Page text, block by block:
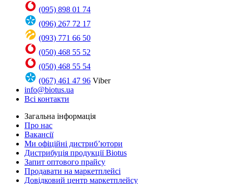
(095) 898 01 74
(096) 267 72 17
(093) 771 66 50
(050) 468 55 52
(050) 468 55 54
(067) 461 47 96 Viber
info@biotus.ua
Всі контакти
Загальна інформація
Про нас
Вакансії
Ми офіційні дистриб’ютори
Дистрибуція продукції Biotus
Запит оптового прайсу
Продавати на маркетплейсі
Довідковий центр маркетплейсу